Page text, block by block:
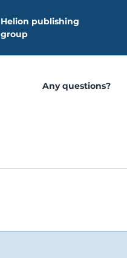
Helion publishing
group
Any questions?